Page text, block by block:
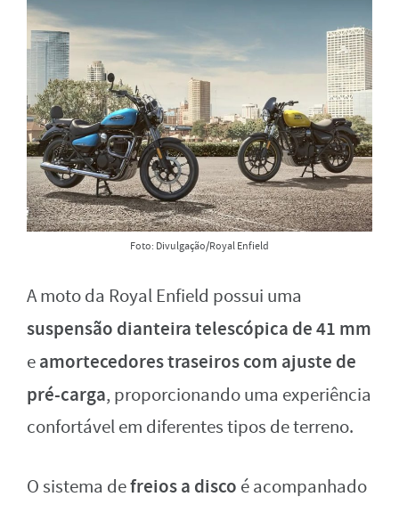
Foto: Divulgação/Royal Enfield
A moto da Royal Enfield possui uma
suspensão dianteira telescópica de 41 mm
eamortecedores traseiros com ajuste de
pré-carga, proporcionando uma experiência
confortável em diferentes tipos de terreno.
O sistema defreios a disco é acompanhado